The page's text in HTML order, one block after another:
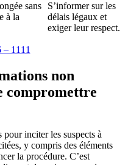
sans
à la
S’informer sur les
délais légaux et
exiger leur respect.
1111
non
compromettre
inciter les suspects à
y compris des éléments
la procédure. C’est